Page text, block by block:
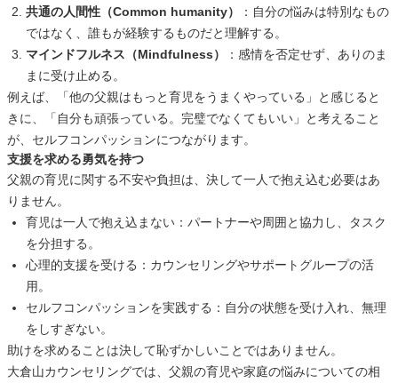
共通の人間性（Common humanity）
：自分の悩みは特別なもの
ではなく、誰もが経験するものだと理解する。
マインドフルネス（Mindfulness）
：感情を否定せず、ありのま
まに受け止める。
例えば、「他の父親はもっと育児をうまくやっている」と感じると
きに、「自分も頑張っている。完璧でなくてもいい」と考えること
が、セルフコンパッションにつながります。
支援を求める勇気を持つ
父親の育児に関する不安や負担は、決して一人で抱え込む必要はあ
りません。
育児は一人で抱え込まない：パートナーや周囲と協力し、タスク
を分担する。
心理的支援を受ける：カウンセリングやサポートグループの活
用。
セルフコンパッションを実践する：自分の状態を受け入れ、無理
をしすぎない。
助けを求めることは決して恥ずかしいことではありません。
大倉山カウンセリングでは、父親の育児や家庭の悩みについての相